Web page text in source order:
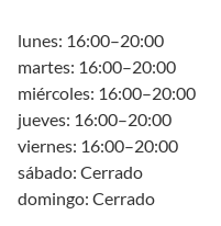
lunes: 16:00–20:00
martes: 16:00–20:00
miércoles: 16:00–20:00
jueves: 16:00–20:00
viernes: 16:00–20:00
sábado: Cerrado
domingo: Cerrado